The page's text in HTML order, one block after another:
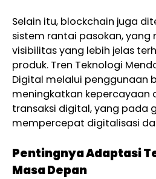
Selain itu, blockchain juga
sistem rantai pasokan, yang
visibilitas yang lebih jelas
produk. Tren Teknologi
Digital melalui penggunaan
meningkatkan kepercayaan
transaksi digital, yang pada
mempercepat digitalisasi
Pentingnya Adaptasi
Masa Depan